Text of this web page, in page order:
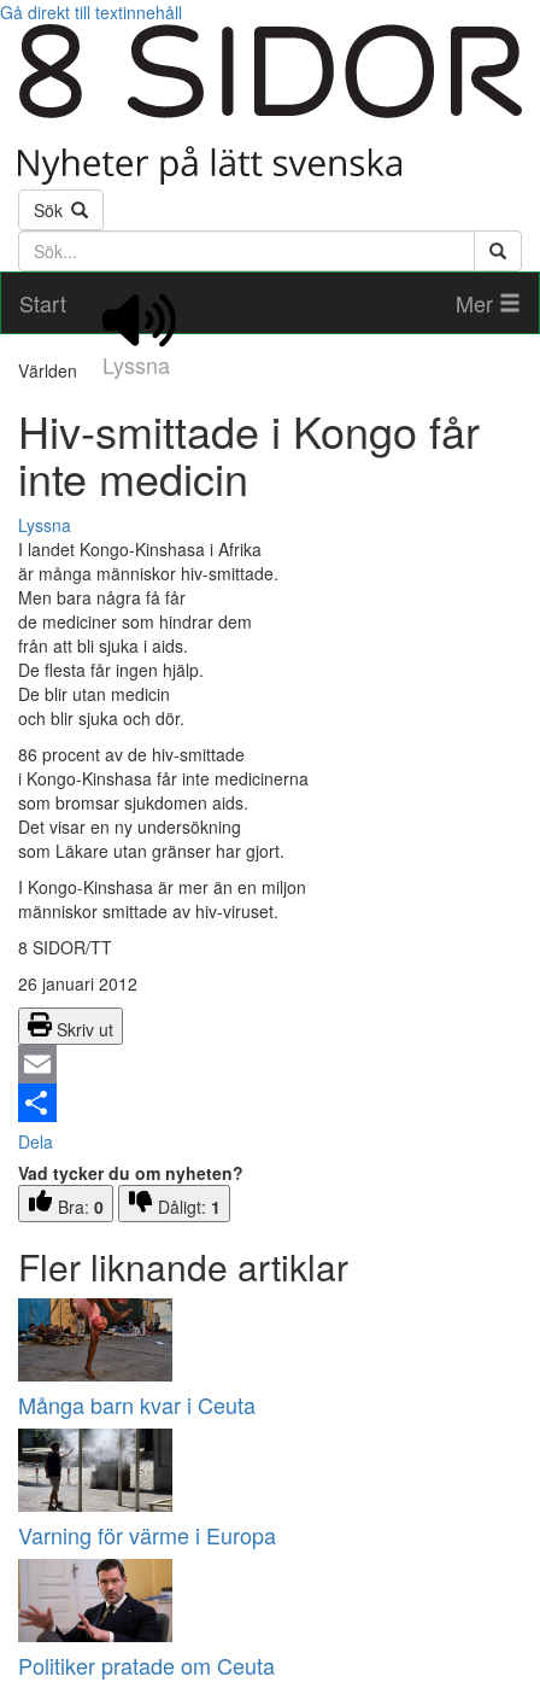
Gå direkt till textinnehåll
Sök
Söktext
Start
Lyssna
Mer
Världen
Hiv-smittade i Kongo får
inte medicin
Lyssna
I landet Kongo-Kinshasa i Afrika
är många människor hiv-smittade.
Men bara några få får
de mediciner som hindrar dem
från att bli sjuka i aids.
De flesta får ingen hjälp.
De blir utan medicin
och blir sjuka och dör.
86 procent av de hiv-smittade
i Kongo-Kinshasa får inte medicinerna
som bromsar sjukdomen aids.
Det visar en ny undersökning
som Läkare utan gränser har gjort.
I Kongo-Kinshasa är mer än en miljon
människor smittade av hiv-viruset.
8 SIDOR/TT
26 januari 2012
Skriv ut
Email
Dela
Vad tycker du om nyheten?
Bra: 0 Dåligt: 1
Fler liknande artiklar
Många barn kvar i Ceuta
Varning för värme i Europa
Politiker pratade om Ceuta